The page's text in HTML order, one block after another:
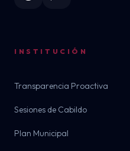
INSTITUCIÓN
Transparencia Proactiva
Sesiones de Cabildo
Plan Municipal